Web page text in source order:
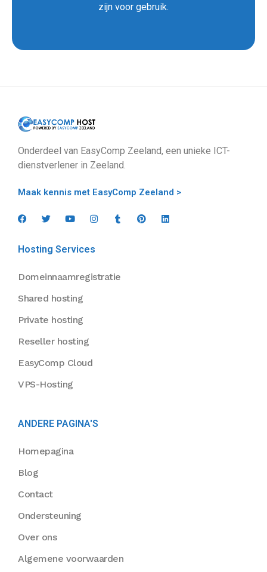
zijn voor gebruik.
Onderdeel van EasyComp Zeeland, een unieke ICT-
dienstverlener in Zeeland.
Maak kennis met EasyComp Zeeland >
Hosting Services
Domeinnaamregistratie
Shared hosting
Private hosting
Reseller hosting
EasyComp Cloud
VPS-Hosting
ANDERE PAGINA'S
Homepagina
Blog
Contact
Ondersteuning
Over ons
Algemene voorwaarden